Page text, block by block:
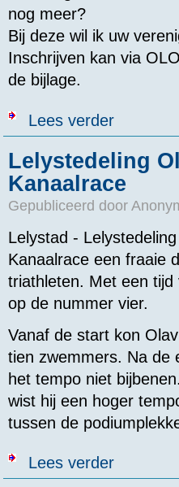
nog meer?
Bij deze wil ik uw
Inschrijven kan via
de bijlage.
Lees verderover OWW
Lelystedeling
Kanaalrace
Gepubliceerd door
Lelystad -
Kanaalrace een fraaie
triathleten. Met een
op de nummer vier.
Vanaf de start kon
tien zwemmers. Na de
het tempo niet
wist hij een hoger
tussen de
Lees verderover